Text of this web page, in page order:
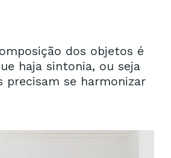
dos objetos é
haja sintonia, ou seja
precisam se harmonizar